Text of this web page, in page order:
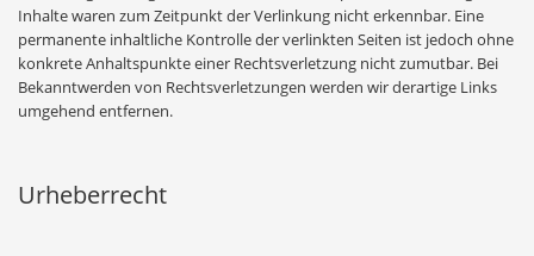
Inhalte waren zum Zeitpunkt der Verlinkung nicht erkennbar. Eine
permanente inhaltliche Kontrolle der verlinkten Seiten ist jedoch ohne
konkrete Anhaltspunkte einer Rechtsverletzung nicht zumutbar. Bei
Bekanntwerden von Rechtsverletzungen werden wir derartige Links
umgehend entfernen.
Urheberrecht